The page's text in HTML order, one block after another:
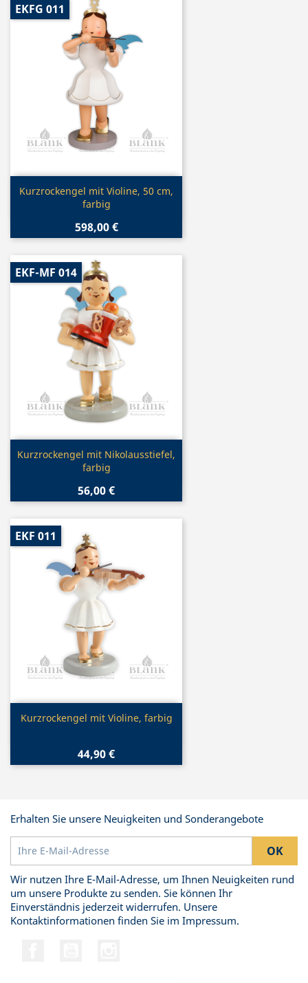
Vorschau
Kurzrockengel mit Violine, 50 cm,
farbig
598,00 €
EKFG 011
Vorschau
Kurzrockengel mit Nikolausstiefel,
farbig
56,00 €
EKF-MF 014
Vorschau
Kurzrockengel mit Violine, farbig
44,90 €
EKF 011
Erhalten Sie unsere Neuigkeiten und Sonderangebote
Wir nutzen Ihre E-Mail-Adresse, um Ihnen Neuigkeiten rund
um unsere Produkte zu senden. Sie können Ihr
Einverständnis jederzeit widerrufen. Unsere
Kontaktinformationen finden Sie im Impressum.